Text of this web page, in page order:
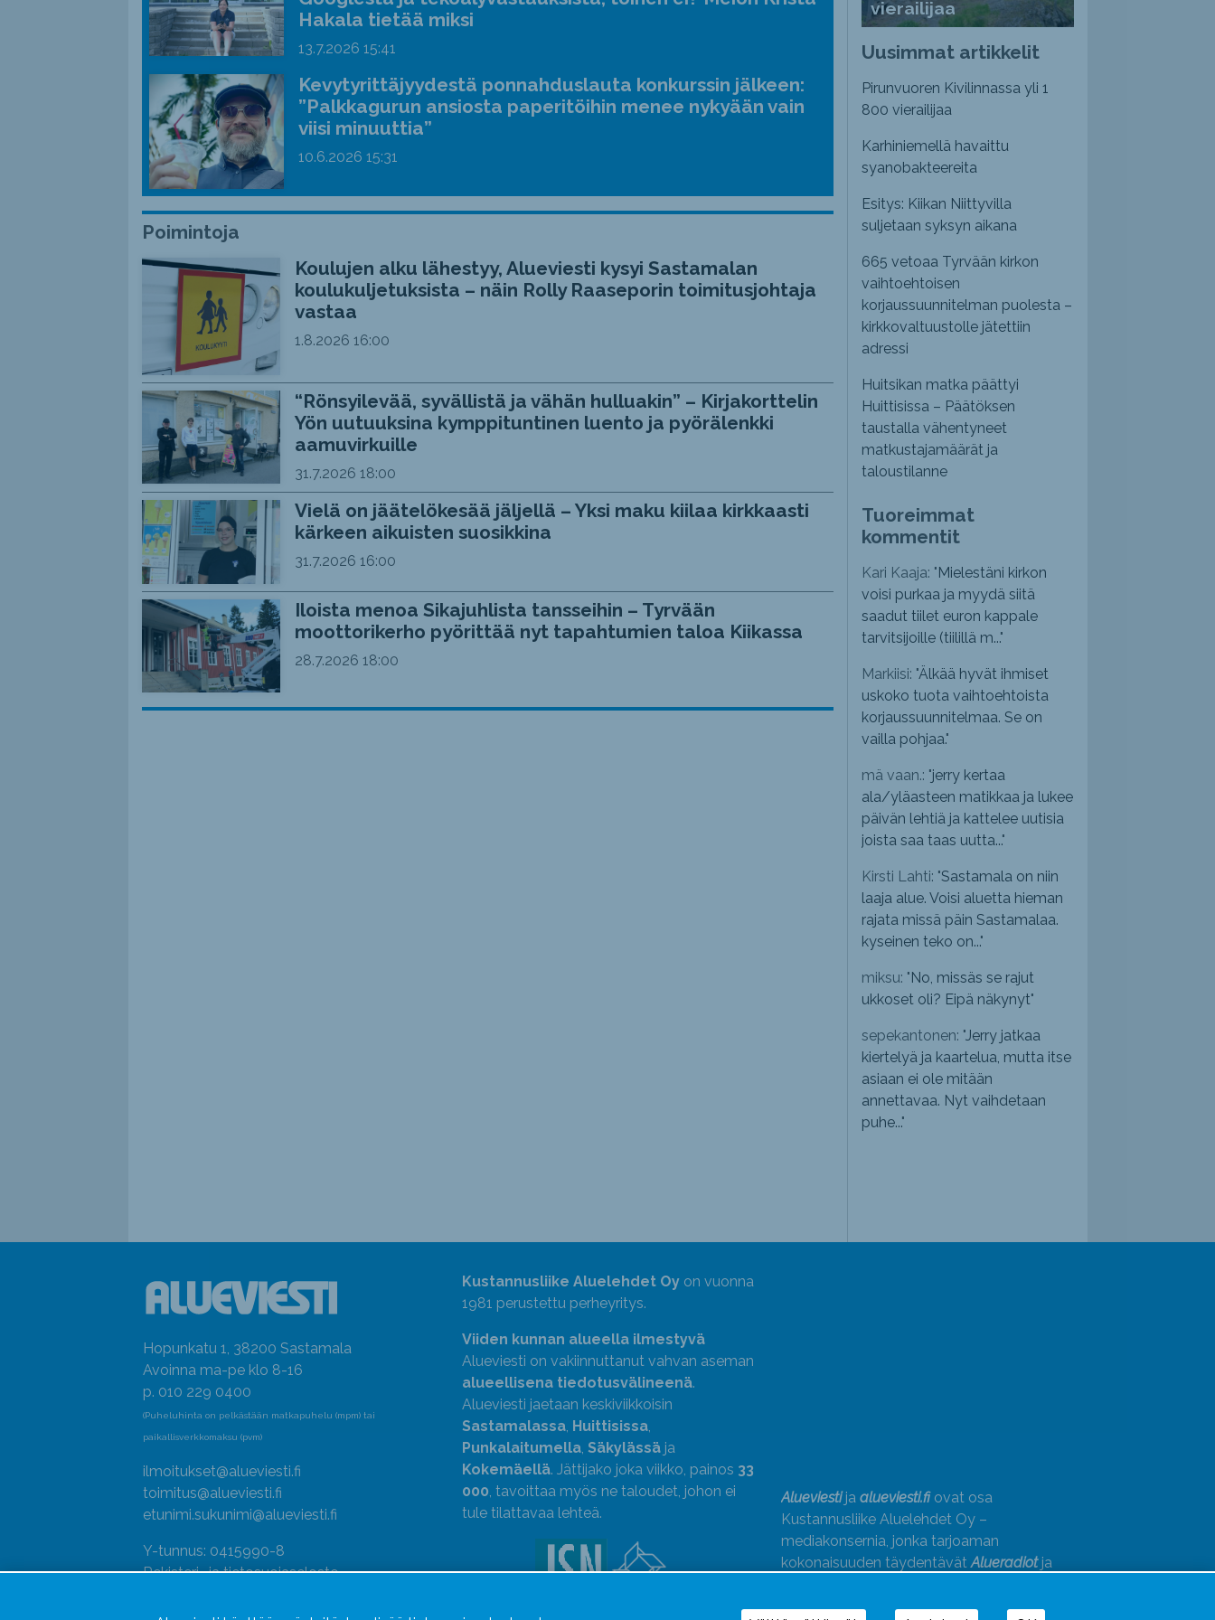
äänenvoimakkuutta
pienemmäksi.
Hakala tietää miksi
13.7.2026 15:41
Kevytyrittäjyydestä ponnahduslauta konkurssin jälkeen:
”Palkkagurun ansiosta paperitöihin menee nykyään vain
viisi minuuttia”
10.6.2026 15:31
Poimintoja
Koulujen alku lähestyy, Alueviesti kysyi Sastamalan
koulukuljetuksista – näin Rolly Raaseporin toimitusjohtaja
vastaa
1.8.2026 16:00
“Rönsyilevää, syvällistä ja vähän hulluakin” – Kirjakorttelin
Yön uutuuksina kymppituntinen luento ja pyörälenkki
aamuvirkuille
31.7.2026 18:00
Vielä on jäätelökesää jäljellä – Yksi maku kiilaa kirkkaasti
kärkeen aikuisten suosikkina
31.7.2026 16:00
Iloista menoa Sikajuhlista tansseihin – Tyrvään
moottorikerho pyörittää nyt tapahtumien taloa Kiikassa
28.7.2026 18:00
vierailijaa
Uusimmat artikkelit
Pirunvuoren Kivilinnassa yli 1
800 vierailijaa
Karhiniemellä havaittu
syanobakteereita
Esitys: Kiikan Niittyvilla
suljetaan syksyn aikana
665 vetoaa Tyrvään kirkon
vaihtoehtoisen
korjaussuunnitelman puolesta –
kirkkovaltuustolle jätettiin
adressi
Huitsikan matka päättyi
Huittisissa – Päätöksen
taustalla vähentyneet
matkustajamäärät ja
taloustilanne
Tuoreimmat
kommentit
Kari Kaaja: " Mielestäni kirkon
voisi purkaa ja myydä siitä
saadut tiilet euron kappale
tarvitsijoille (tiilillä m..."
Markiisi: "Älkää hyvät ihmiset
uskoko tuota vaihtoehtoista
korjaussuunnitelmaa. Se on
vailla pohjaa."
mä vaan.: "jerry kertaa
ala/yläasteen matikkaa ja lukee
päivän lehtiä ja kattelee uutisia
joista saa taas uutta..."
Kirsti Lahti: "Sastamala on niin
laaja alue. Voisi aluetta hieman
rajata missä päin Sastamalaa.
kyseinen teko on..."
miksu: " No, missäs se rajut
ukkoset oli? Eipä näkynyt"
sepekantonen: "Jerry jatkaa
kiertelyä ja kaartelua, mutta itse
asiaan ei ole mitään
annettavaa. Nyt vaihdetaan
puhe..."
Hopunkatu 1, 38200 Sastamala
Avoinna ma-pe klo 8-16
p. 010 229 0400
(Puheluhinta on pelkästään matkapuhelu (mpm) tai
paikallisverkkomaksu (pvm)
ilmoitukset@alueviesti.fi
toimitus@alueviesti.fi
etunimi.sukunimi@alueviesti.fi
Y-tunnus: 0415990-8
Rekisteri- ja tietosuojaseloste
Kustannusliike Aluelehdet Oyon vuonna
1981 perustettu perheyritys.
Viiden kunnan alueella ilmestyvä
Alueviesti on vakiinnuttanut vahvan aseman
alueellisena tiedotusvälineenä.
Alueviesti jaetaan keskiviikkoisin
Sastamalassa, Huittisissa,
Punkalaitumella, Säkylässäja
Kokemäellä. Jättijako joka viikko, painos 33
000, tavoittaa myös ne taloudet, johon ei
tule tilattavaa lehteä.
Alueviestija alueviesti.fiovat osa
Kustannusliike Aluelehdet Oy –
mediakonsernia, jonka tarjoaman
kokonaisuuden täydentävätAlueradiotja